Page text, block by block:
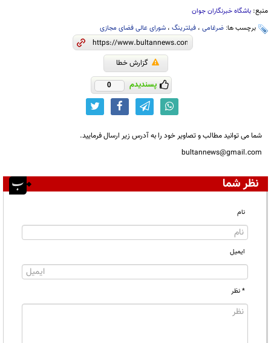
منبع: باشگاه خبرنگاران جوان
برچسب ها: ضرغامی ، فیلترینگ ، شورای عالی فضای مجازی
گزارش خطا
پسندیدم 0
شما می توانید مطالب و تصاویر خود را به آدرس زیر ارسال فرمایید.
bultannews@gmail.com
نظر شما
نام
ایمیل
* نظر